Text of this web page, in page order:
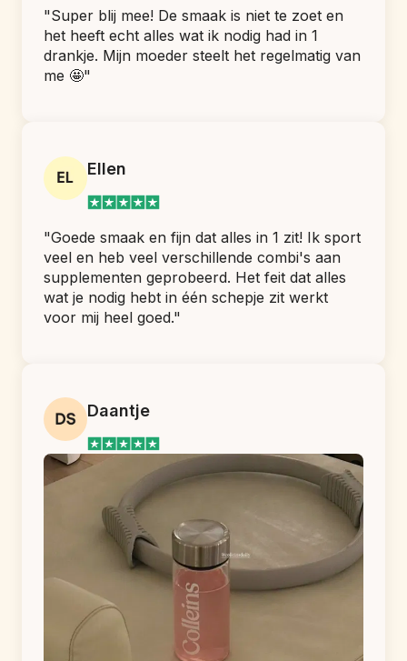
"Super blij mee! De smaak is niet te zoet en
het heeft echt alles wat ik nodig had in 1
drankje. Mijn moeder steelt het regelmatig van
me 🤩"
Ellen
"Goede smaak en fijn dat alles in 1 zit! Ik sport
veel en heb veel verschillende combi's aan
supplementen geprobeerd. Het feit dat alles
wat je nodig hebt in één schepje zit werkt
voor mij heel goed."
Daantje